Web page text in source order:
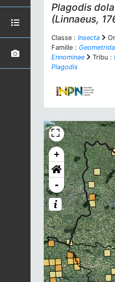
Plagodis
(Linnaeus,
Classe : Insecta
Famille :
Ennominae
Tribu :
Plagodis
+
-